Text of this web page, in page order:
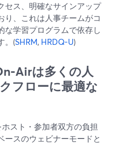
セス、明確なサインアップ
り、これは人事チームがコ
な学習プログラムで依存し
。(SHRM, HRDQ-U)
は多くの人
フローに最適な
スト・参加者双方の負担
ースのウェビナーモードと